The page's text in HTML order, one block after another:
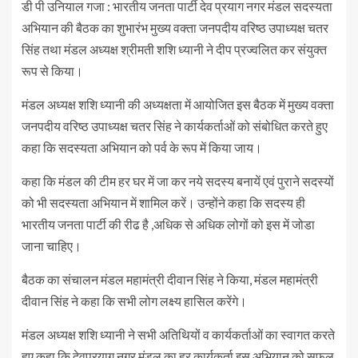
डी पी उनियाल गजा : भारतीय जनता पार्टी देव प्रयाग नगर मंडल सदस्यता
अभियान की बैठक का शुभारंभ मुख्य वक्ता जनपदीय वरिष्ठ उपाध्यक्ष चतर
सिंह तथा मंडल अध्यक्ष श्रीमती शशि ध्यानी ने दीप प्रज्वलित कर संयुक्त
रूप से किया।
मंडल अध्यक्ष शशि ध्यानी की अध्यक्षता में आयोजित इस बैठक में मुख्य वक्ता
जनपदीय वरिष्ठ उपाध्यक्ष चतर सिंह ने कार्यकर्ताओं को संबोधित करते हुए
कहा कि सदस्यता अभियान को पर्व के रूप में किया जाय।
कहा कि मंडल की टीम हर घर में जा कर नये सदस्य बनायें एवं पुराने सदस्यों
को भी सदस्यता अभियान में शामिल करें। उन्होंने कहा कि सदस्य ही
भारतीय जनता पार्टी की रीढ है ,अधिक से अधिक लोगों को इस में जोडा
जाना चाहिए।
बैठक का संचालन मंडल महामंत्री दीवान सिंह ने किया, मंडल महामंत्री
दीवान सिंह ने कहा कि सभी लोग लक्ष्य हासिल करेंगे।
मंडल अध्यक्ष शशि ध्यानी ने सभी अतिथियों व कार्यकर्ताओं का स्वागत करते